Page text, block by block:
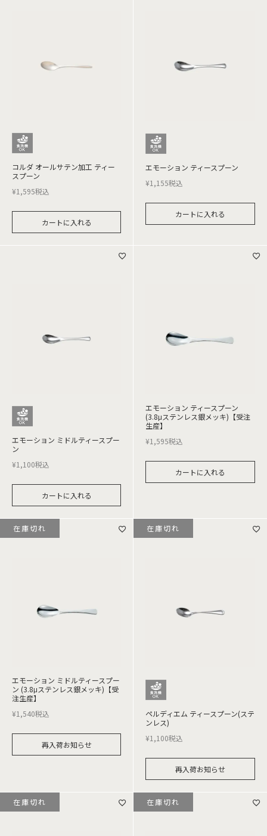
コルダ オールサテン加工 ティー
スプーン
¥1,595税込
カートに入れる
エモーション ティースプーン
¥1,155税込
カートに入れる
エモーション ミドルティースプー
ン
¥1,100税込
カートに入れる
エモーション ティースプーン
(3.8μステンレス銀メッキ)【受注
生産】
¥1,595税込
カートに入れる
エモーション ミドルティースプー
ン (3.8μステンレス銀メッキ)【受
注生産】
¥1,540税込
再入荷お知らせ
在庫切れ
ペルディエム ティースプーン(ステ
ンレス)
¥1,100税込
再入荷お知らせ
在庫切れ
在庫切れ 在庫切れ